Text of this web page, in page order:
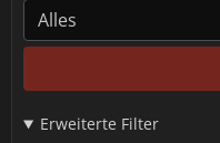
Erweiterte Filter